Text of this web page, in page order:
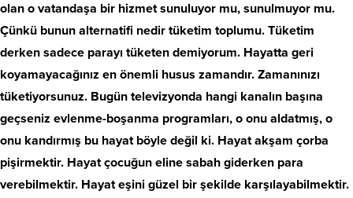
olan o vatandaşa bir hizmet sunuluyor mu, sunulmuyor mu.
Çünkü bunun alternatifi nedir tüketim toplumu. Tüketim
derken sadece parayı tüketen demiyorum. Hayatta geri
koyamayacağınız en önemli husus zamandır. Zamanınızı
tüketiyorsunuz. Bugün televizyonda hangi kanalın başına
geçseniz evlenme-boşanma programları, o onu aldatmış, o
onu kandırmış bu hayat böyle değil ki. Hayat akşam çorba
pişirmektir. Hayat çocuğun eline sabah giderken para
verebilmektir. Hayat eşini güzel bir şekilde karşılayabilmektir.